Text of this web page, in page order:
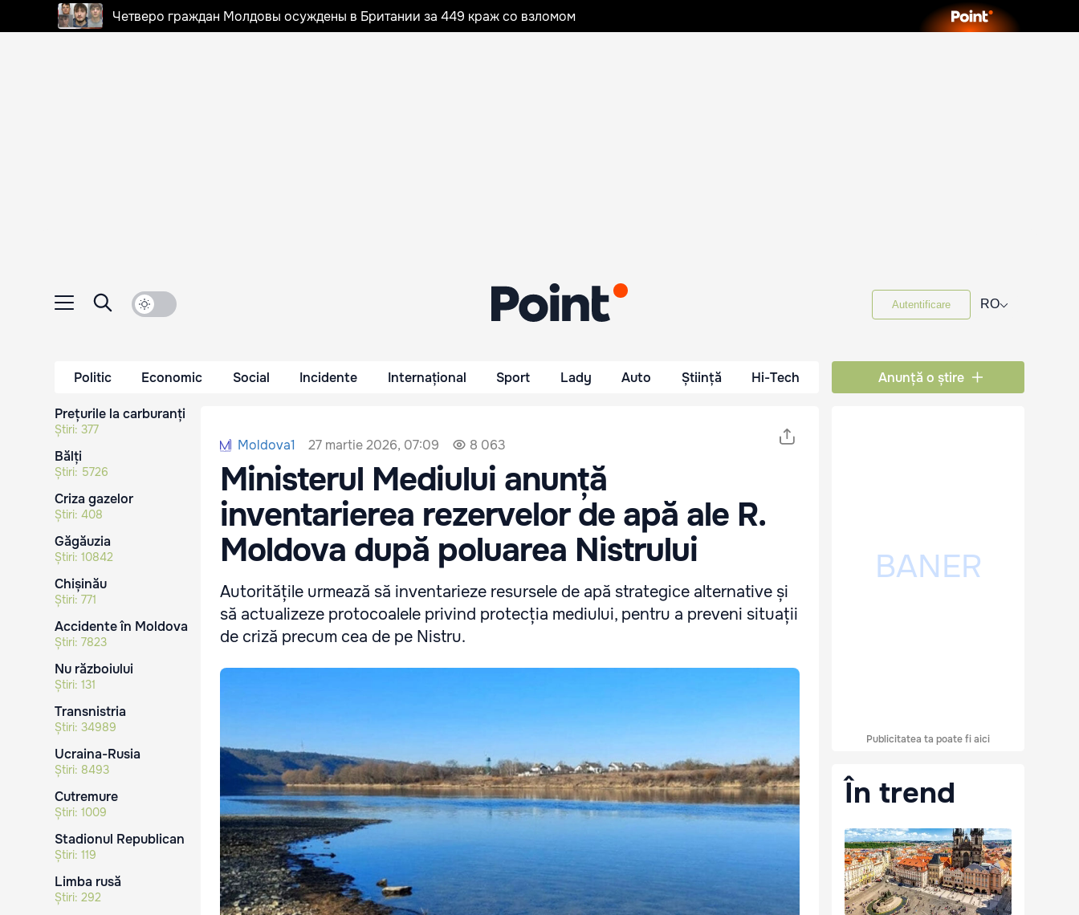
Четверо граждан Молдовы осуждены в Британии за 449 краж со взломом
Autentificare RO⌵
Politic Economic Social Incidente Internațional Sport Lady Auto Știință Hi-Tech Anunță o știre
Prețurile la carburanți
Știri: 377
Bălți
Știri: 5726
Criza gazelor
Știri: 408
Găgăuzia
Știri: 10842
Chișinău
Știri: 771
Accidente în Moldova
Știri: 7823
Nu războiului
Știri: 131
Transnistria
Știri: 34989
Ucraina-Rusia
Știri: 8493
Cutremure
Știri: 1009
Stadionul Republican
Știri: 119
Limba rusă
Știri: 292
Moldova1 27 martie 2026, 07:09 8 063
Ministerul Mediului anunță
inventarierea rezervelor de apă ale R.
Moldova după poluarea Nistrului
Autoritățile urmează să inventarieze resursele de apă strategice alternative și
să actualizeze protocoalele privind protecția mediului, pentru a preveni situații
de criză precum cea de pe Nistru.
Publicitatea ta poate fi aici
În trend